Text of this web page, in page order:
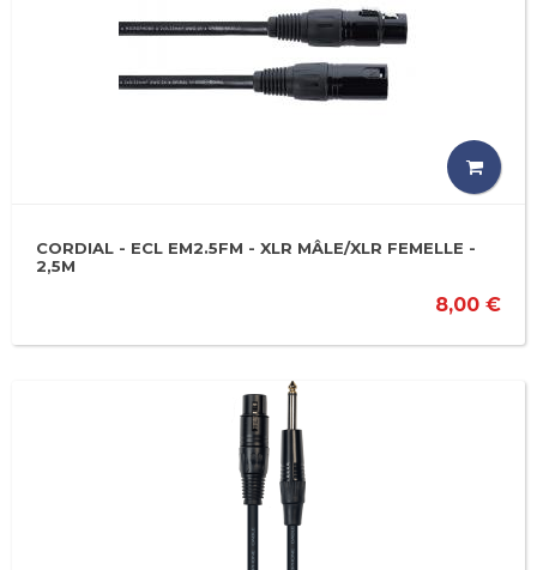
CORDIAL - ECL EM2.5FM - XLR MÂLE/XLR FEMELLE -
2,5M
8,00 €